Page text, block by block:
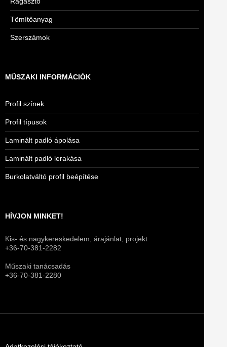
Tömítőanyag
Szerszámok
MŰSZAKI INFORMÁCIÓK
Profil színek
Profil típusok
Laminált padló ápolása
Laminált padló lerakása
Burkolatváltó profil beépítése
HÍVJON MINKET!
Kis- és nagykereskedelem, árajánlat, projekt
+36-70-381-2282
Műszaki tanácsadás
+36-70-381-2280